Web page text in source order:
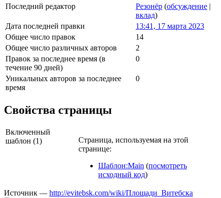
Последний редактор
Резонёр (обсуждение |
вклад)
Дата последней правки
13:41, 17 марта 2023
Общее число правок
14
Общее число различных авторов
2
Правок за последнее время (в
течение 90 дней)
0
Уникальных авторов за последнее
время
0
Свойства страницы
Включенный
шаблон (1)
Страница, используемая на этой
странице:
Шаблон:Main (посмотреть
исходный код)
Источник — http://evitebsk.com/wiki/Площади_Витебска